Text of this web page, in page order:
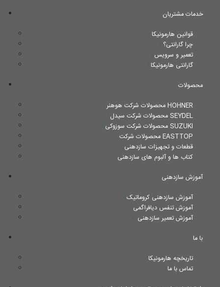
خدمات مشتریان
قوانین هارمونیکا
چرا گارانتی؟
تعمیر و سرویس
گارانتی هارمونیکا
محصولات
محصولات شرکت هوهنر HOHNER
محصولات شرکت سیدل SEYDEL
محصولات شرکت سوزوکی SUZUKI
محصولات شرکت EASTTOP
قطعات و تجهیزات سازدهنی
کتاب ها و آلبوم های سازدهنی
آموزش سازدهنی
آموزش سازدهنی کروماتیک
آموزش تنفس دیافراگمی
آموزش تعمیر سازدهنی
با ما
تاریخچه هارمونیکا
تماس با ما